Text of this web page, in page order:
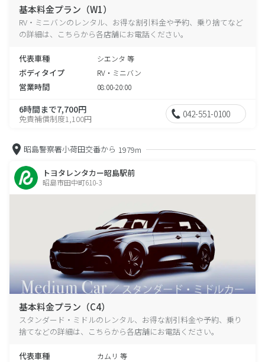
基本料金プラン（W1）
RV・ミニバンのレンタル、お得な割引料金や予約、乗り捨てなど
の詳細は、こちらから各店舗にお電話ください。
代表車種 シエンタ 等
ボディタイプ RV・ミニバン
営業時間 08:00-20:00
6時間まで7,700円
免責補償制度1,100円 042-551-0100
昭島警察署小荷田交番から 1979m
トヨタレンタカー昭島駅前
昭島市田中町610-3
基本料金プラン（C4）
スタンダード・ミドルのレンタル、お得な割引料金や予約、乗り
捨てなどの詳細は、こちらから各店舗にお電話ください。
代表車種 カムリ 等